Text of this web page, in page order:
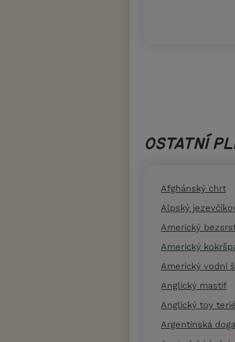
OSTATNÍ
Afghánský chrt
Alpský
Americký
Americký
Americký vodní
Anglický mastif
Anglický toy
Argentinská doga